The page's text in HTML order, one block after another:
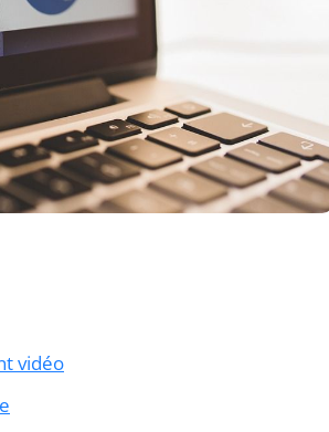
vidéo